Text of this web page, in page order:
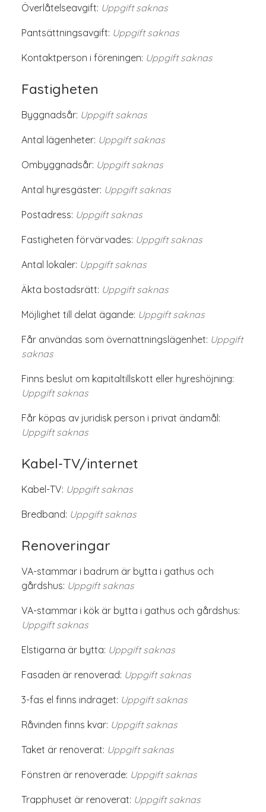
Överlåtelseavgift: Uppgift saknas
Pantsättningsavgift: Uppgift saknas
Kontaktperson i föreningen: Uppgift saknas
Fastigheten
Byggnadsår: Uppgift saknas
Antal lägenheter: Uppgift saknas
Ombyggnadsår: Uppgift saknas
Antal hyresgäster: Uppgift saknas
Postadress: Uppgift saknas
Fastigheten förvärvades: Uppgift saknas
Antal lokaler: Uppgift saknas
Äkta bostadsrätt: Uppgift saknas
Möjlighet till delat ägande: Uppgift saknas
Får användas som övernattningslägenhet: Uppgift
saknas
Finns beslut om kapitaltillskott eller hyreshöjning:
Uppgift saknas
Får köpas av juridisk person i privat ändamål:
Uppgift saknas
Kabel-TV/internet
Kabel-TV: Uppgift saknas
Bredband: Uppgift saknas
Renoveringar
VA-stammar i badrum är bytta i gathus och
gårdshus: Uppgift saknas
VA-stammar i kök är bytta i gathus och gårdshus:
Uppgift saknas
Elstigarna är bytta: Uppgift saknas
Fasaden är renoverad: Uppgift saknas
3-fas el finns indraget: Uppgift saknas
Råvinden finns kvar: Uppgift saknas
Taket är renoverat: Uppgift saknas
Fönstren är renoverade: Uppgift saknas
Trapphuset är renoverat: Uppgift saknas